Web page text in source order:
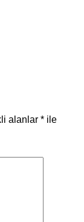
alanlar * ile